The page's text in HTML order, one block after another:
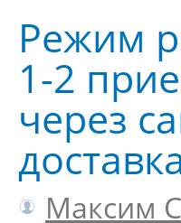
Режим
1-2
через
Максим